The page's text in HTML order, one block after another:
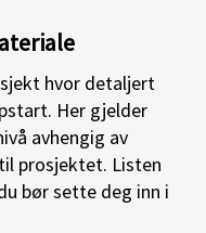
hvor detaljert
Her gjelder
avhengig av
prosjektet. Listen
bør sette deg inn i